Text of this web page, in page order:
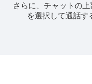
さらに、チャットの
を選択して通話す